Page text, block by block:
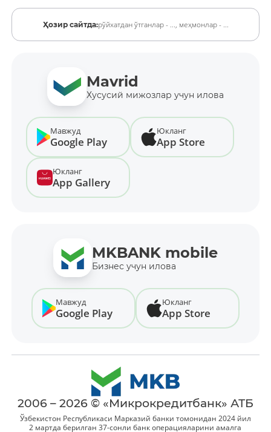
Ҳозир сайтда:рўйхатдан ўтганлар - ..., меҳмонлар - ...
Mavrid
Хусусий мижозлар учун илова
Мавжуд
Google Play
Юкланг
App Store
Юкланг
App Gallery
MKBANK mobile
Бизнес учун илова
Мавжуд
Google Play
Юкланг
App Store
2006 – 2026 © «Микрокредитбанк» АТБ
Ўзбекистон Республикаси Марказий банки томонидан 2024 йил
2 мартда берилган 37-сонли банк операцияларини амалга